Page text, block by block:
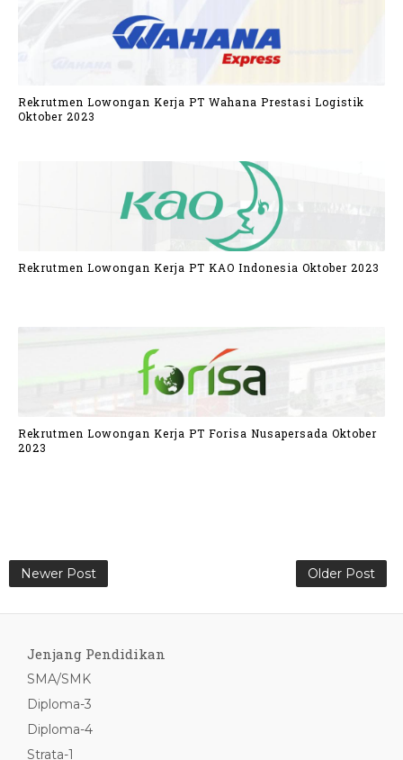
Rekrutmen Lowongan Kerja PT Wahana Prestasi Logistik
Oktober 2023
Rekrutmen Lowongan Kerja PT KAO Indonesia Oktober 2023
Rekrutmen Lowongan Kerja PT Forisa Nusapersada Oktober
2023
Newer Post Older Post
Jenjang Pendidikan
SMA/SMK
Diploma-3
Diploma-4
Strata-1